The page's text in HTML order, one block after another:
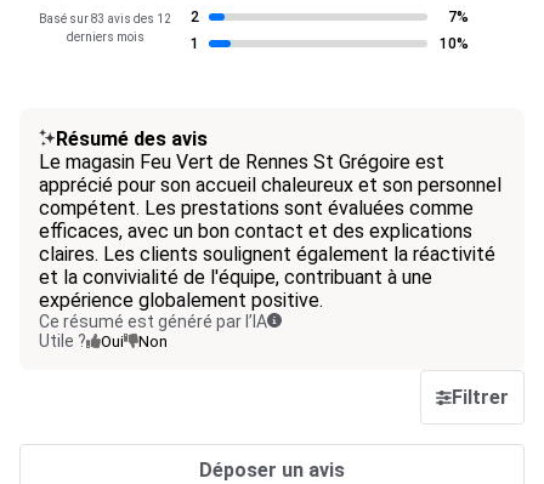
Basé sur 83 avis des 12
derniers mois
2
7%
1
10%
Résumé des avis
Le magasin Feu Vert de Rennes St Grégoire est
apprécié pour son accueil chaleureux et son personnel
compétent. Les prestations sont évaluées comme
efficaces, avec un bon contact et des explications
claires. Les clients soulignent également la réactivité
et la convivialité de l'équipe, contribuant à une
expérience globalement positive.
Ce résumé est généré par l’IA
Utile ?
Oui Non
Filtrer
Déposer un avis